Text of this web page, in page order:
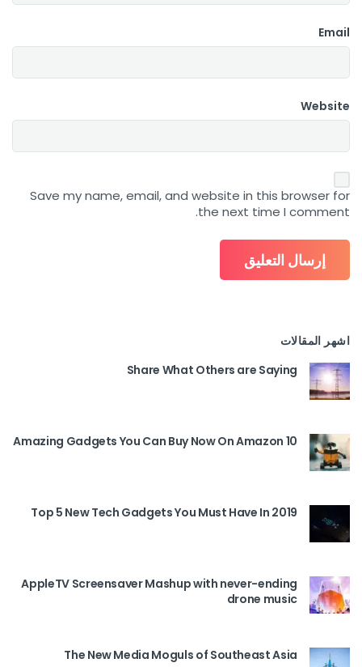
Email
Website
Save my name, email, and website in this browser for
the next time I comment.
اشهر المقالات
Share What Others are Saying
10 Amazing Gadgets You Can Buy Now On Amazon
Top 5 New Tech Gadgets You Must Have In 2019
AppleTV Screensaver Mashup with never-ending
drone music
The New Media Moguls of Southeast Asia